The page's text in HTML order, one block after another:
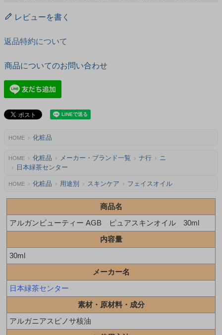
レビューを書く
返品特約について
商品についてのお問い合わせ
HOME 化粧品
HOME 化粧品 メーカー・ブランド一覧 ナ行
ニ
日本緑茶センター
HOME 化粧品 用途別 スキンケア フェイスオイル
商品名
アルガンビューティー AGB ピュアスキンオイル 30ml
内容量
30ml
メーカー名
日本緑茶センター
素材・原材料・成分
アルガニアスピノサ核油